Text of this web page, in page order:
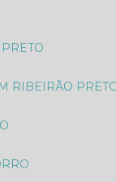
RIBEIRÃO